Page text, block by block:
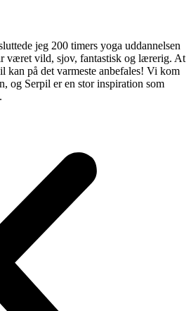
jeg 200 timers yoga uddannelsen
været vild, sjov, fantastisk og lærerig. At
kan på det varmeste anbefales! Vi kom
og Serpil er en stor inspiration som